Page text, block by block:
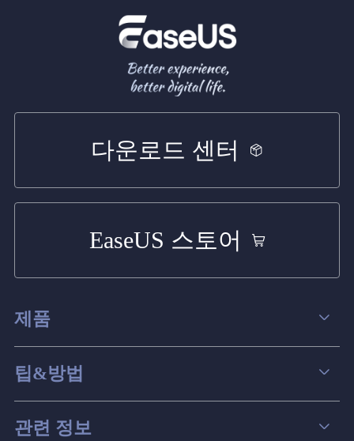
다운로드 센터
EaseUS 스토어
제품
데이터 복구
파티션 관리
팁&방법
컴퓨터 데이터 복구 팁
관련 정보